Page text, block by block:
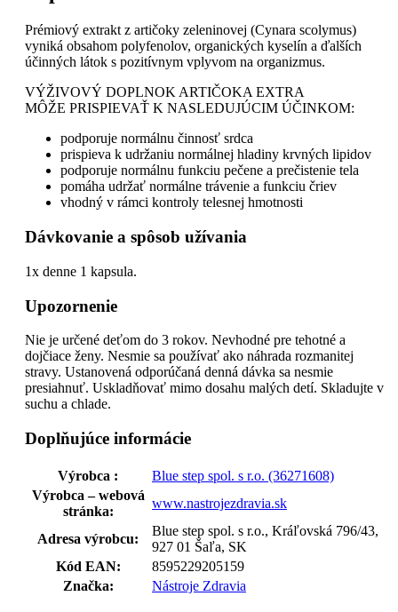
Prémiový extrakt z artičoky zeleninovej (Cynara scolymus)
vyniká obsahom polyfenolov, organických kyselín a ďalších
účinných látok s pozitívnym vplyvom na organizmus.
VÝŽIVOVÝ DOPLNOK ARTIČOKA EXTRA
MÔŽE PRISPIEVAŤ K NASLEDUJÚCIM ÚČINKOM:
podporuje normálnu činnosť srdca
prispieva k udržaniu normálnej hladiny krvných lipidov
podporuje normálnu funkciu pečene a prečistenie tela
pomáha udržať normálne trávenie a funkciu čriev
vhodný v rámci kontroly telesnej hmotnosti
Dávkovanie a spôsob užívania
1x denne 1 kapsula.
Upozornenie
Nie je určené deťom do 3 rokov. Nevhodné pre tehotné a
dojčiace ženy. Nesmie sa používať ako náhrada rozmanitej
stravy. Ustanovená odporúčaná denná dávka sa nesmie
presiahnuť. Uskladňovať mimo dosahu malých detí. Skladujte v
suchu a chlade.
Doplňujúce informácie
Výrobca :
Blue step spol. s r.o. (36271608)
Výrobca – webová
stránka:
www.nastrojezdravia.sk
Adresa výrobcu:
Blue step spol. s r.o., Kráľovská 796/43,
927 01 Šaľa, SK
Kód EAN:
8595229205159
Značka:
Nástroje Zdravia